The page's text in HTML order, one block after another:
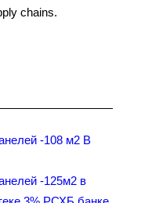
chains.
-108 м2 В
-125м2 в